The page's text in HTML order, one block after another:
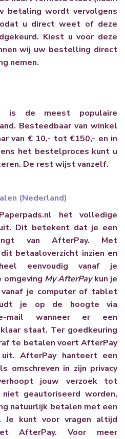
betaling wordt vervolgens
u direct weet of deze
Kiest u voor deze
wij uw bestelling direct
nemen.
is de meest populaire
Besteedbaar van winkel
van € 10,- tot €150,- en in
het bestelproces kunt u
De rest wijst vanzelf.
(Nederland)
het volledige
Dit betekent dat je een
van AfterPay. Met
betaaloverzicht inzien en
eenvoudig vanaf je
omgeving My AfterPaykun je
je computer of tablet
je op de hoogte via
mail wanneer er een
staat. Ter goedkeuring
te betalen voert AfterPay
AfterPay hanteert een
omschreven in zijn privacy
jouw verzoek tot
geautoriseerd worden,
natuurlijk betalen met een
Je kunt voor vragen altijd
AfterPay. Voor meer